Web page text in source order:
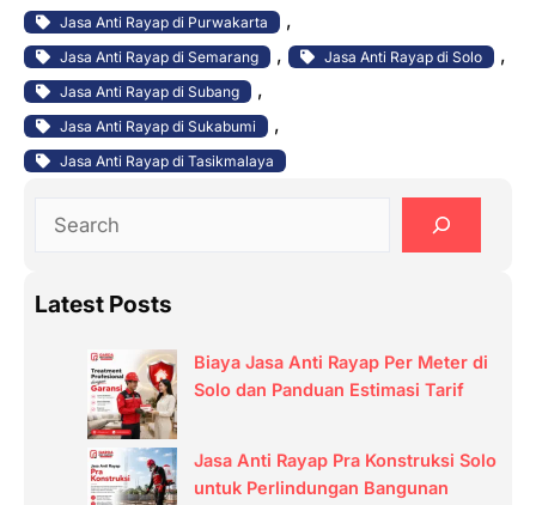
Jasa Anti Rayap di Purwakarta ,
Jasa Anti Rayap di Semarang , Jasa Anti Rayap di Solo ,
Jasa Anti Rayap di Subang ,
Jasa Anti Rayap di Sukabumi ,
Jasa Anti Rayap di Tasikmalaya
r
Latest Posts
Biaya Jasa Anti Rayap Per Meter di
Solo dan Panduan Estimasi Tarif
Jasa Anti Rayap Pra Konstruksi Solo
untuk Perlindungan Bangunan